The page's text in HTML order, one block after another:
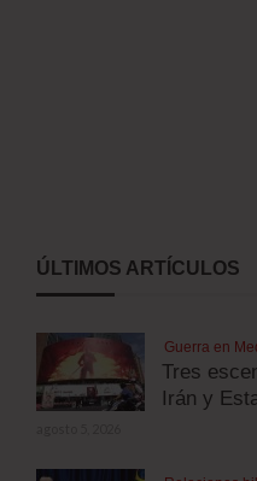
ÚLTIMOS ARTÍCULOS
Guerra en
Tres
Irán y